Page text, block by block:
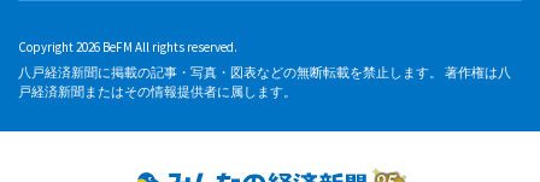
Copyright 2026 BeFM All rights reserved.
八戸経済新聞に掲載の記事・写真・図表などの無断転載を禁止します。 著作権は八
戸経済新聞またはその情報提供者に属します。